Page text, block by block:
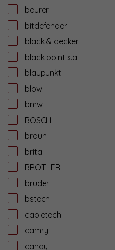
beurer
bitdefender
black & decker
black point s.a.
blaupunkt
blow
bmw
BOSCH
braun
brita
BROTHER
bruder
bstech
cabletech
camry
candy